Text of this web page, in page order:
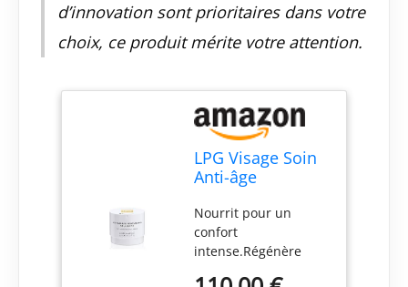
d’innovation sont prioritaires dans votre
choix, ce produit mérite votre attention.
LPG Visage Soin
Anti-âge
Cellulaire 50ml
Nourrit pour un
confort
intense.Régénère